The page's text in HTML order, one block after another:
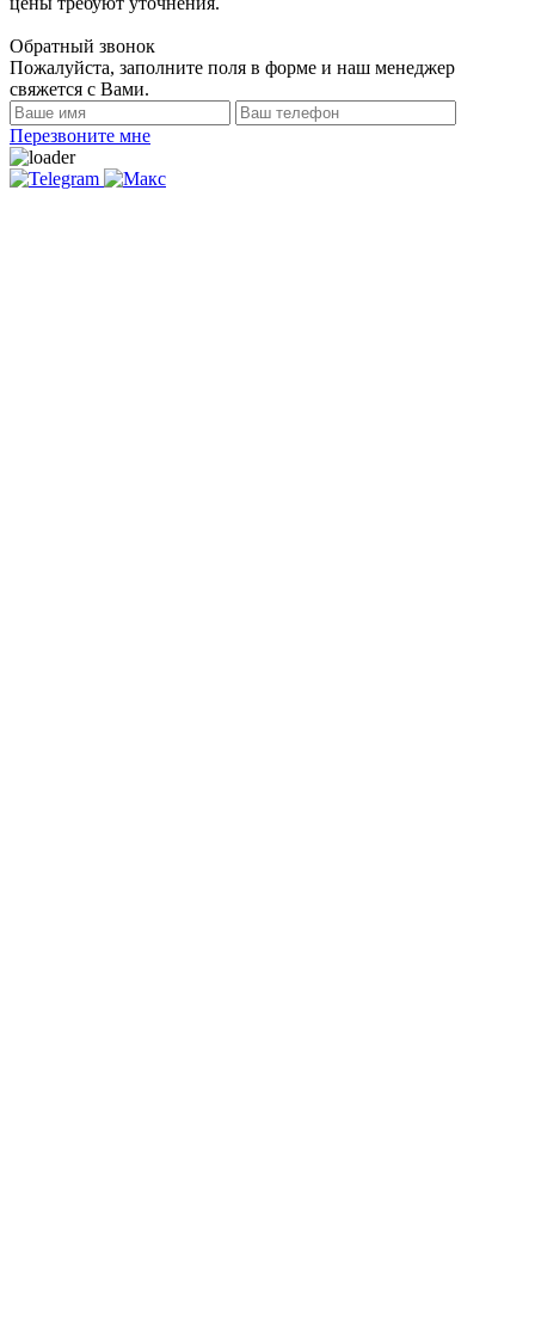
Обратный звонок
Пожалуйста, заполните поля в форме и наш менеджер
свяжется с Вами.
Перезвоните мне